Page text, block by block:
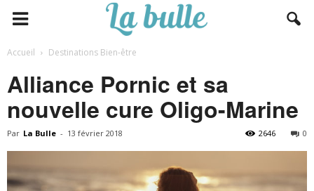
Accueil Destinations Bien-être
Alliance Pornic et sa
nouvelle cure Oligo-Marine
Par La Bulle - 13 février 2018 0
2646